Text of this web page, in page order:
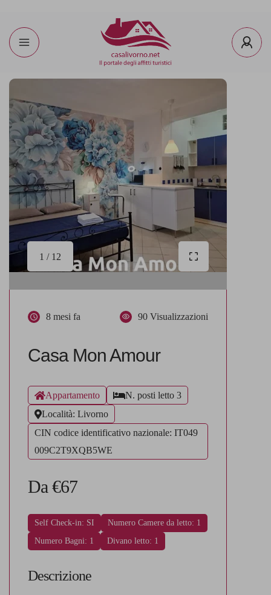
1 / 12
8 mesi fa 90 Visualizzazioni
Casa Mon Amour
Appartamento
N. posti letto 3
Località: Livorno
CIN codice identificativo nazionale: IT049
009C2T9XQB5WE
Da €67
Self Check-in: SI
Numero Camere da letto: 1
Numero Bagni: 1
Divano letto: 1
Descrizione